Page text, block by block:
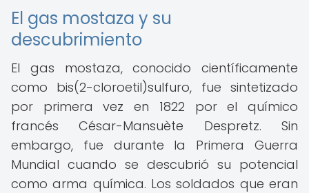
El gas mostaza y su
descubrimiento
El gas mostaza, conocido científicamente
como bis(2-cloroetil)sulfuro, fue sintetizado
por primera vez en 1822 por el químico
francés César-Mansuète Despretz. Sin
embargo, fue durante la Primera Guerra
Mundial cuando se descubrió su potencial
como arma química. Los soldados que eran